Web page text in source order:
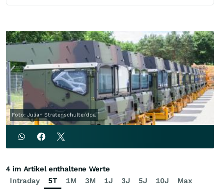
Foto: Julian Stratenschulte/dpa
Intraday 5T 1M 3M 1J 3J 5J 10J Max
4 im Artikel enthaltene Werte